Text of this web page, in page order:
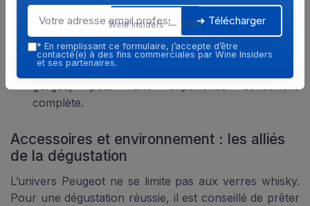
: cette action réveille les notes subtiles et prépare
le palais à la dégustation.
Prendre le temps d’observer la robe du whisky,
puis de sentir les arômes avant la première
complète.
Accessoires et environnement : les alliés
de la dégustation
L’univers Peugeot ne se limite pas aux verres whisky.
Pour une dégustation réussie, il est conseillé de prêter
Wine Insiders — 2026➔ Télécharger
* En remplissant ce formulaire, j’accepte d’être
contacté(e) à des fins commerciales par Wine Insiders
et ses partenaires.